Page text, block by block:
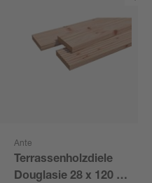
Ante
Terrassenholzdiele
Douglasie 28 x 120 x